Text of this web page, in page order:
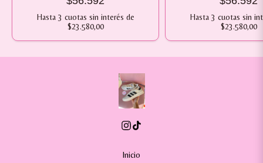
Hasta 3 cuotas sin interés de
$23.580,00
Hasta 3 cuotas sin
$23.580,00
Inicio